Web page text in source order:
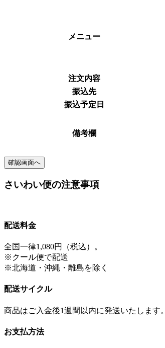
メニュー
注文内容
振込先
振込予定日
備考欄
さいわい便の注意事項
配送料金
全国一律1,080円（税込）。
※クール便で配送
※北海道・沖縄・離島を除く
配送サイクル
商品はご入金後1週間以内に発送いたします。
お支払方法